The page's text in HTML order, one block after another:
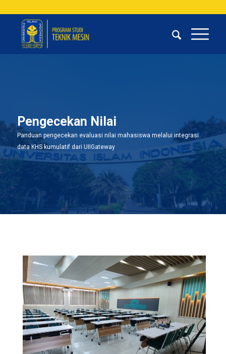
Pengecekan Nilai
Panduan pengecekan evaluasi nilai mahasiswa melalui integrasi
data KHS kumulatif dari UIIGateway